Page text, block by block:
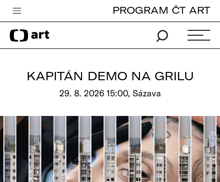
Česká televize
Zpravodajství
Pro děti
edu
Vše o ČT
PROGRAM ČT ART
KAPITÁN DEMO NA GRILU
29. 8. 2026 15:00, Sázava